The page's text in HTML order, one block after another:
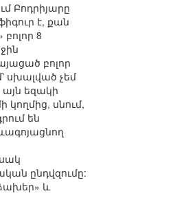
Բոդրիյարը
է, քան
8
բոլոր
սխալված չեմ
եզակի
կողմից, սնում,
են
ընդվզումը:
և